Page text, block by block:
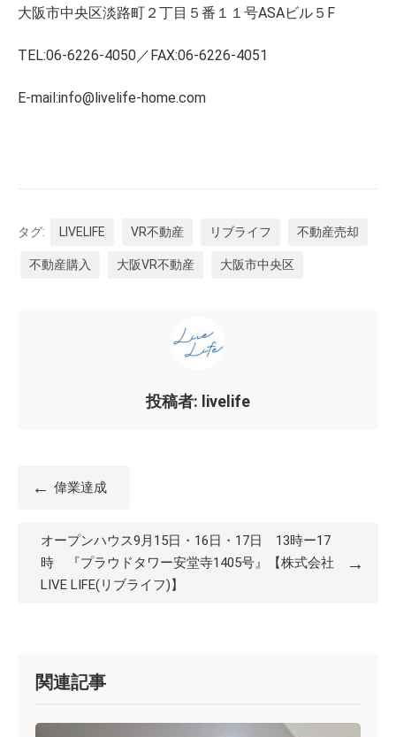
大阪市中央区淡路町２丁目５番１１号ASAビル５F
TEL:06-6226-4050／FAX:06-6226-4051
E-mail:info@livelife-home.com
タグ: LIVELIFE VR不動産 リブライフ 不動産売却
不動産購入 大阪VR不動産 大阪市中央区
投稿者: livelife
← 偉業達成
オープンハウス9月15日・16日・17日 13時ー17
時 『プラウドタワー安堂寺1405号』【株式会社
LIVE LIFE(リブライフ)】
→
関連記事